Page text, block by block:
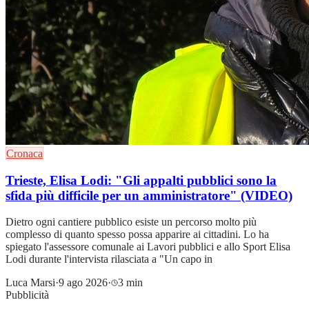
Cronaca
Trieste, Elisa Lodi: "Gli appalti pubblici sono la
sfida più difficile per un amministratore" (VIDEO)
Dietro ogni cantiere pubblico esiste un percorso molto più
complesso di quanto spesso possa apparire ai cittadini. Lo ha
spiegato l'assessore comunale ai Lavori pubblici e allo Sport Elisa
Lodi durante l'intervista rilasciata a "Un capo in
Luca Marsi·9 ago 2026·
3 min
Pubblicità